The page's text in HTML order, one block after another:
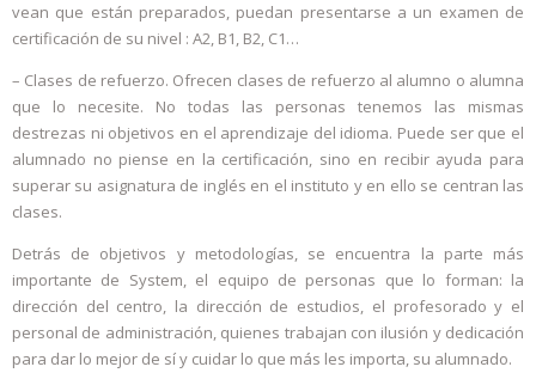
vean que están preparados, puedan presentarse a un examen de
certificación de su nivel : A2, B1, B2, C1…
– Clases de refuerzo. Ofrecen clases de refuerzo al alumno o alumna
que lo necesite. No todas las personas tenemos las mismas
destrezas ni objetivos en el aprendizaje del idioma. Puede ser que el
alumnado no piense en la certificación, sino en recibir ayuda para
superar su asignatura de inglés en el instituto y en ello se centran las
clases.
Detrás de objetivos y metodologías, se encuentra la parte más
importante de System, el equipo de personas que lo forman: la
dirección del centro, la dirección de estudios, el profesorado y el
personal de administración, quienes trabajan con ilusión y dedicación
para dar lo mejor de sí y cuidar lo que más les importa, su alumnado.